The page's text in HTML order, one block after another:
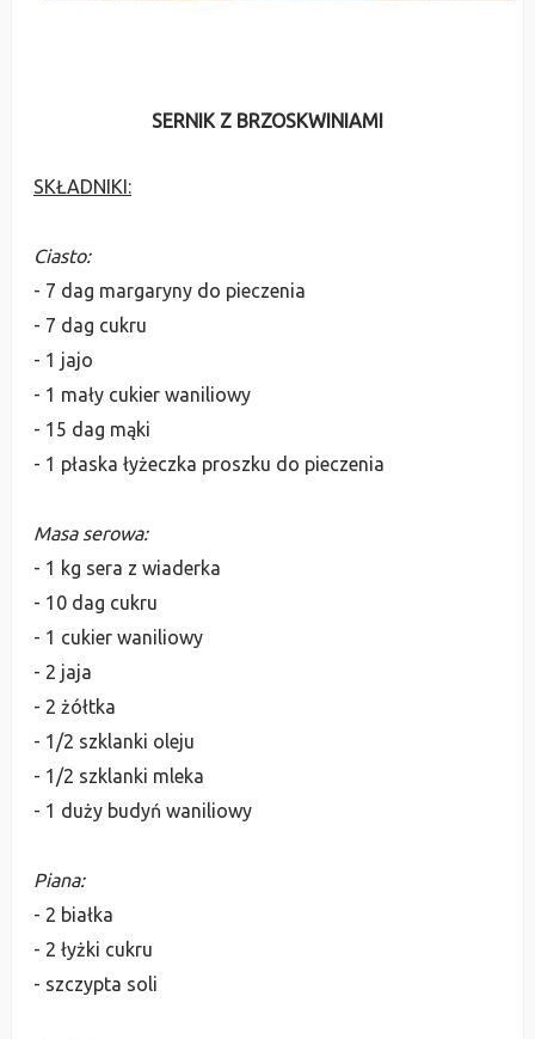
SERNIK Z BRZOSKWINIAMI
SKŁADNIKI:
Ciasto:
- 7 dag margaryny do pieczenia
- 7 dag cukru
- 1 jajo
- 1 mały cukier waniliowy
- 15 dag mąki
- 1 płaska łyżeczka proszku do pieczenia
Masa serowa:
- 1 kg sera z wiaderka
- 10 dag cukru
- 1 cukier waniliowy
- 2 jaja
- 2 żółtka
- 1/2 szklanki oleju
- 1/2 szklanki mleka
- 1 duży budyń waniliowy
Piana:
- 2 białka
- 2 łyżki cukru
- szczypta soli